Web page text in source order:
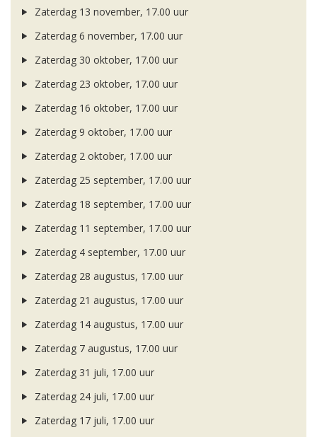
Zaterdag 13 november, 17.00 uur
Zaterdag 6 november, 17.00 uur
Zaterdag 30 oktober, 17.00 uur
Zaterdag 23 oktober, 17.00 uur
Zaterdag 16 oktober, 17.00 uur
Zaterdag 9 oktober, 17.00 uur
Zaterdag 2 oktober, 17.00 uur
Zaterdag 25 september, 17.00 uur
Zaterdag 18 september, 17.00 uur
Zaterdag 11 september, 17.00 uur
Zaterdag 4 september, 17.00 uur
Zaterdag 28 augustus, 17.00 uur
Zaterdag 21 augustus, 17.00 uur
Zaterdag 14 augustus, 17.00 uur
Zaterdag 7 augustus, 17.00 uur
Zaterdag 31 juli, 17.00 uur
Zaterdag 24 juli, 17.00 uur
Zaterdag 17 juli, 17.00 uur